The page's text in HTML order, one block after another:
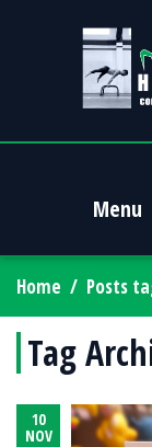
Menu
Home / Posts
Tag
10
NOV